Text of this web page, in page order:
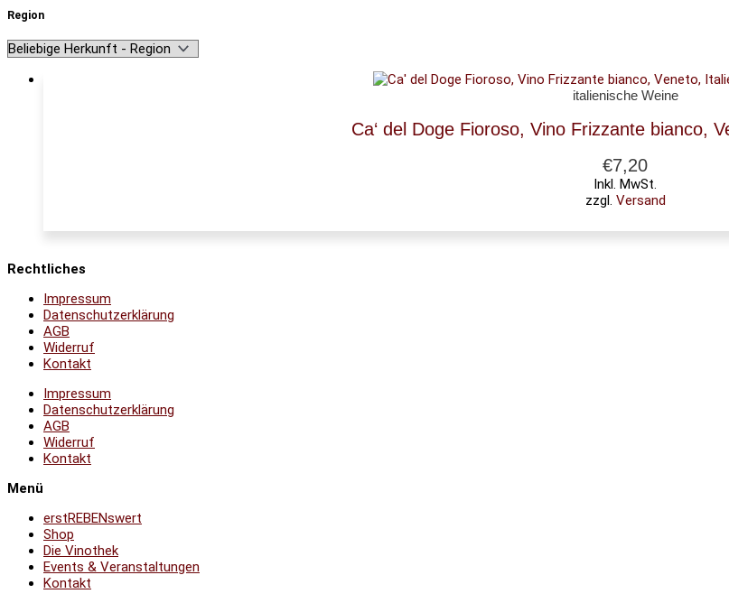
Region
italienische Weine
Ca‘ del Doge Fioroso, Vino Frizzante bianco,
€7,20
Inkl. MwSt.
zzgl. Versand
Rechtliches
Impressum
Datenschutzerklärung
AGB
Widerruf
Kontakt
Impressum
Datenschutzerklärung
AGB
Widerruf
Kontakt
Menü
erstREBENswert
Shop
Die Vinothek
Events & Veranstaltungen
Kontakt